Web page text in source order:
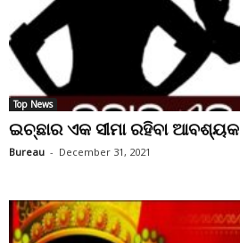
Top News
ଇଚ୍ଛାର ଏକ ସୀମା ରହିବା ଆବଶ୍ୟକ
Bureau - December 31, 2021